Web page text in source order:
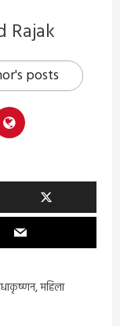
Rajak
posts
,महिला